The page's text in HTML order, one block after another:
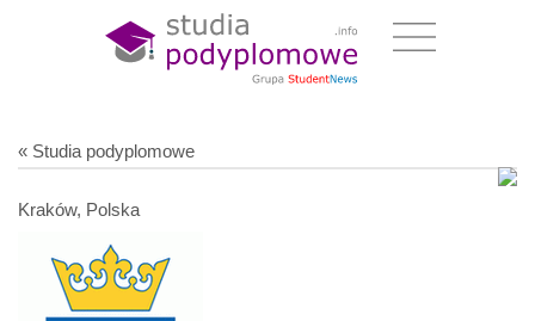
« Studia podyplomowe
Kraków, Polska